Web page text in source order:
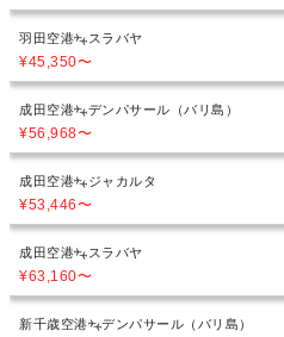
羽田空港 スラバヤ
¥45,350〜
成田空港 デンパサール（バリ島）
¥56,968〜
成田空港 ジャカルタ
¥53,446〜
成田空港 スラバヤ
¥63,160〜
新千歳空港 デンパサール（バリ島）